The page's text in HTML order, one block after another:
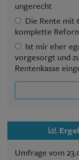
ungerecht
Die Rente mit
komplette
Ist mir eher
vorgesorgt und
Rentenkasse
Umfrage vom